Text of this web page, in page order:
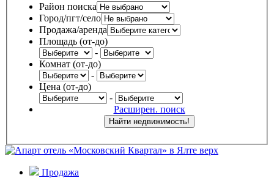
Район поиска
Город/пгт/село
Продажа/аренда
Площадь (от-до)
-
Комнат (от-до)
-
Цена (от-до)
-
Расширен. поиск
Продажа